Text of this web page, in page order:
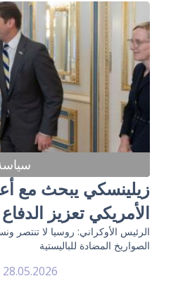
زيلينسكي يبحث مع
الأمريكي تعزيز
الرئيس الأوكراني: روسيا لا تنتصر
الصواريخ المضادة للباليستية
28.05.2026 - 00:35